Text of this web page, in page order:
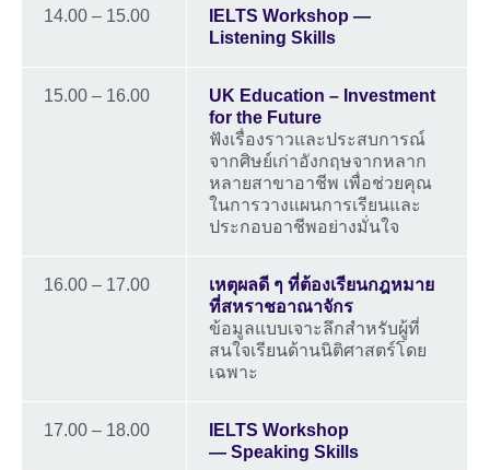
14.00 – 15.00
IELTS Workshop —
Listening Skills
15.00 – 16.00
UK Education – Investment
for the Future
ฟังเรื่องราวและประสบการณ์
จากศิษย์เก่าอังกฤษจากหลาก
หลายสาขาอาชีพ เพื่อช่วยคุณ
ในการวางแผนการเรียนและ
ประกอบอาชีพอย่างมั่นใจ
16.00 – 17.00
เหตุผลดี ๆ ที่ต้องเรียนกฎหมาย
ที่สหราชอาณาจักร
ข้อมูลแบบเจาะลึกสำหรับผู้ที่
สนใจเรียนด้านนิติศาสตร์โดย
เฉพาะ
17.00 – 18.00
IELTS Workshop
— Speaking Skills